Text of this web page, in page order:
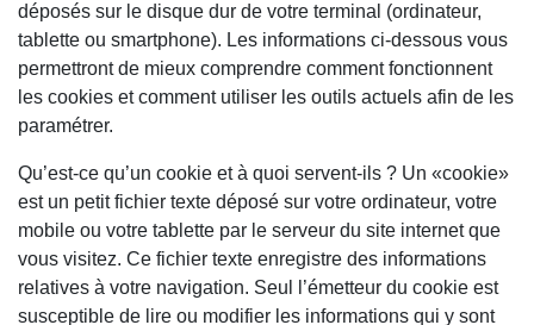
déposés sur le disque dur de votre terminal (ordinateur,
tablette ou smartphone). Les informations ci-dessous vous
permettront de mieux comprendre comment fonctionnent
les cookies et comment utiliser les outils actuels afin de les
paramétrer.
Qu’est-ce qu’un cookie et à quoi servent-ils ? Un «cookie»
est un petit fichier texte déposé sur votre ordinateur, votre
mobile ou votre tablette par le serveur du site internet que
vous visitez. Ce fichier texte enregistre des informations
relatives à votre navigation. Seul l’émetteur du cookie est
susceptible de lire ou modifier les informations qui y sont